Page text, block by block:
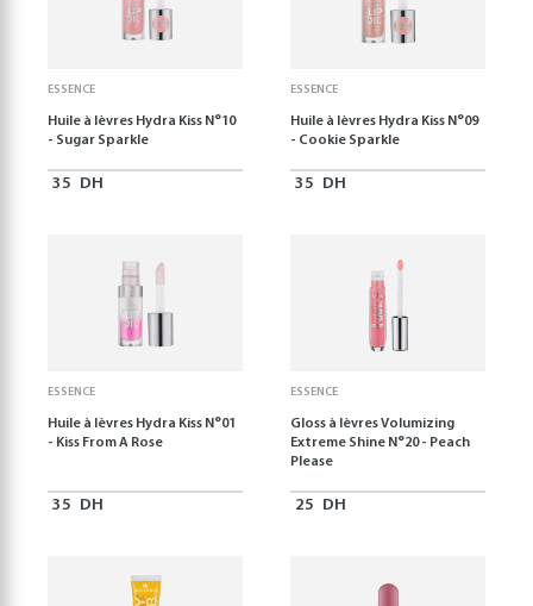
ESSENCE
Huile à lèvres Hydra Kiss N°10
- Sugar Sparkle
35 DH
ESSENCE
Huile à lèvres Hydra Kiss N°09
- Cookie Sparkle
35 DH
ESSENCE
Huile à lèvres Hydra Kiss N°01
- Kiss From A Rose
35 DH
ESSENCE
Gloss à lèvres Volumizing
Extreme Shine N°20 - Peach
Please
25 DH